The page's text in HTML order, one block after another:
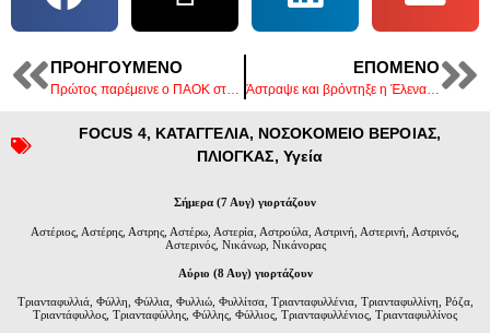
ΠΡΟΗΓΟΎΜΕΝΟ ΕΠΌΜΕΝΟ
FOCUS 4, ΚΑΤΑΓΓΕΛΙΑ, ΝΟΣΟΚΟΜΕΙΟ ΒΕΡΟΙΑΣ,
ΠΛΙΟΓΚΑΣ, Υγεία
Σήμερα (7 Αυγ) γιορτάζουν
Αστέριος, Αστέρης, Αστρης, Αστέρω, Αστερία, Αστρούλα, Αστρινή, Αστερινή, Αστρινός,
Αστερινός, Νικάνωρ, Νικάνορας
Αύριο (8 Αυγ) γιορτάζουν
Τριανταφυλλιά, Φύλλη, Φύλλια, Φυλλιώ, Φυλλίτσα, Τριανταφυλλένια, Τριανταφυλλίνη, Ρόζα,
Τριαντάφυλλος, Τριανταφύλλης, Φύλλης, Φύλλιος, Τριανταφυλλένιος, Τριανταφυλλίνος